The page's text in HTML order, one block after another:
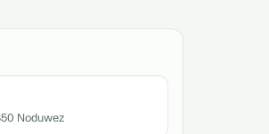
Noduwez